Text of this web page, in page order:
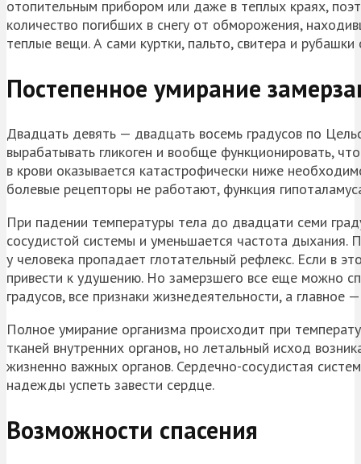
отопительным прибором или даже в теплых краях,
количество погибших в снегу от обморожения,
теплые вещи. А сами куртки, пальто, свитера и
Постепенное умирание
Двадцать девять — двадцать восемь градусов по
вырабатывать гликоген и вообще функционировать,
в крови оказывается катастрофически ниже
болевые рецепторы не работают, функция
При падении температуры тела до двадцати семи
сосудистой системы и уменьшается частота дыхания.
у человека пропадает глотательный рефлекс. Если в
привести к удушению. Но замерзшего все еще можно
градусов, все признаки жизнедеятельности, а
Полное умирание организма происходит при
тканей внутренних органов, но летальный исход
жизненно важных органов. Сердечно-сосудистая
надежды успеть завести сердце.
Возможности спасения